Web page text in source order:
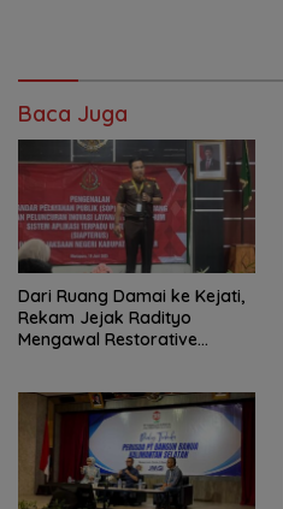
Baca Juga
Dari Ruang Damai ke Kejati,
Rekam Jejak Radityo
Mengawal Restorative